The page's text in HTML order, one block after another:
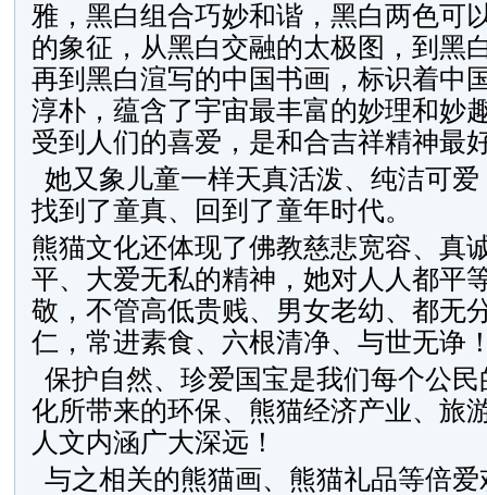
雅，黑白组合巧妙和谐，黑白两色可
的象征，从黑白交融的太极图，到黑
再到黑白渲写的中国书画，标识着中
淳朴，蕴含了宇宙最丰富的妙理和妙
受到人们的喜爱，是和合吉祥精神最
她又象儿童一样天真活泼、纯洁可
找到了童真、回到了童年时代。
熊猫文化还体现了佛教慈悲宽容、真
平、大爱无私的精神，她对人人都平
敬，不管高低贵贱、男女老幼、都无
仁，常进素食、六根清净、与世无诤
保护自然、珍爱国宝是我们每个公
化所带来的环保、熊猫经济产业、旅
人文内涵广大深远！
与之相关的熊猫画、熊猫礼品等倍